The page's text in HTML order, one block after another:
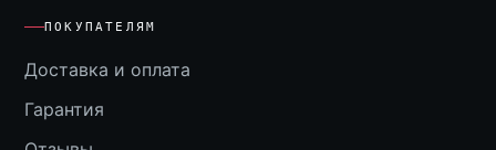
ПОКУПАТЕЛЯМ
Доставка и оплата
Гарантия